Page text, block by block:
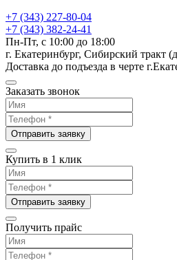
+7 (343) 227-80-04
+7 (343) 382-24-41
Пн-Пт, с 10:00 до 18:00
г. Екатеринбург, Сибирский тракт
Доставка до подъезда в черте
Заказать звонок
Отправить заявку
Купить в 1 клик
Отправить заявку
Получить прайс